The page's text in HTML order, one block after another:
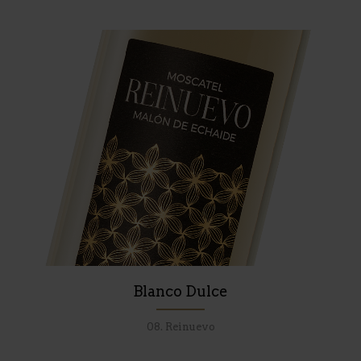
Blanco Dulce
08. Reinuevo